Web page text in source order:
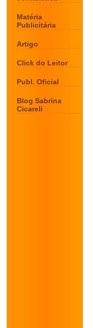
Matéria
Publicitária
Artigo
Click do Leitor
Publ. Oficial
Blog Sabrina
Cicareli